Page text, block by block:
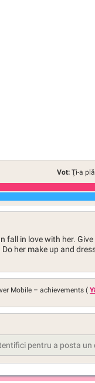
Vot: Ţi-a
fall in love with her. Give
her make up and
Mobile –achievements (